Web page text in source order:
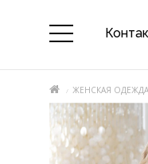
ЖЕНСКАЯ ОДЕЖДА